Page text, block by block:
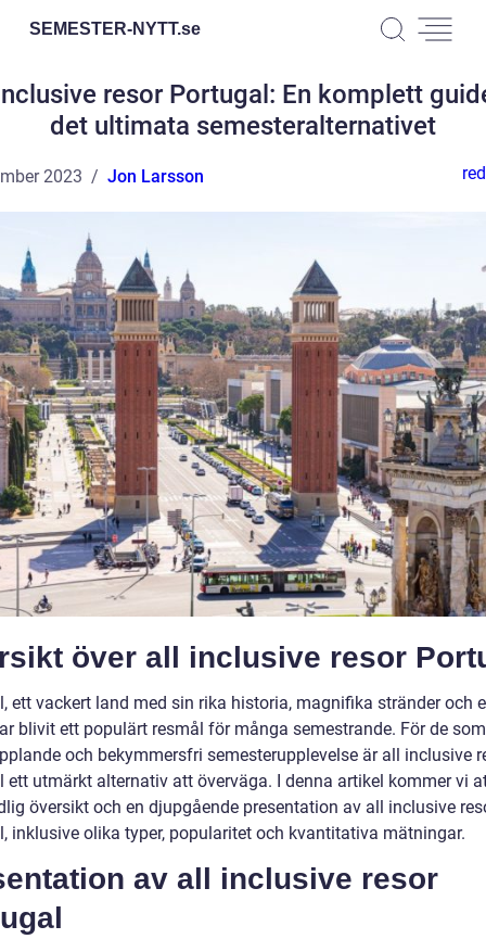
SEMESTER-NYTT.se
resor Portugal: En komplett
det ultimata semesteralternativet
2023 Jon Larsson
över all inclusive resor
ett vackert land med sin rika historia, magnifika stränder och
blivit ett populärt resmål för många semestrande. För de
och bekymmersfri semesterupplevelse är all inclusive
ett utmärkt alternativ att överväga. I denna artikel kommer vi
översikt och en djupgående presentation av all inclusive
inklusive olika typer, popularitet och kvantitativa mätningar.
av all inclusive resor